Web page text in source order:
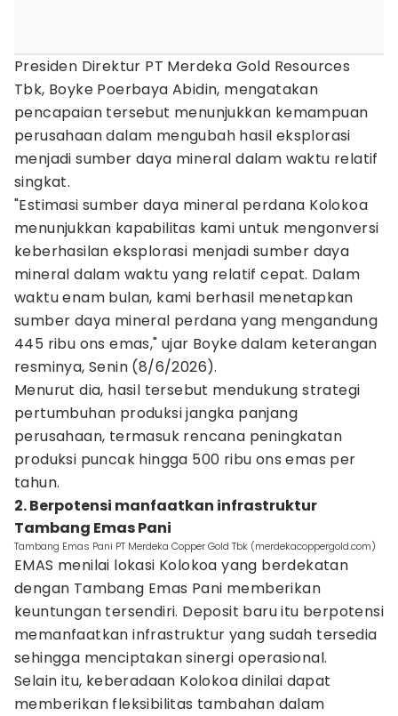
Presiden Direktur PT Merdeka Gold Resources
Tbk, Boyke Poerbaya Abidin, mengatakan
pencapaian tersebut menunjukkan kemampuan
perusahaan dalam mengubah hasil eksplorasi
menjadi sumber daya mineral dalam waktu relatif
singkat.
"Estimasi sumber daya mineral perdana Kolokoa
menunjukkan kapabilitas kami untuk mengonversi
keberhasilan eksplorasi menjadi sumber daya
mineral dalam waktu yang relatif cepat. Dalam
waktu enam bulan, kami berhasil menetapkan
sumber daya mineral perdana yang mengandung
445 ribu ons emas," ujar Boyke dalam keterangan
resminya, Senin (8/6/2026).
Menurut dia, hasil tersebut mendukung strategi
pertumbuhan produksi jangka panjang
perusahaan, termasuk rencana peningkatan
produksi puncak hingga 500 ribu ons emas per
tahun.
2. Berpotensi manfaatkan infrastruktur
Tambang Emas Pani
Tambang Emas Pani PT Merdeka Copper Gold Tbk (merdekacoppergold.com)
EMAS menilai lokasi Kolokoa yang berdekatan
dengan Tambang Emas Pani memberikan
keuntungan tersendiri. Deposit baru itu berpotensi
memanfaatkan infrastruktur yang sudah tersedia
sehingga menciptakan sinergi operasional.
Selain itu, keberadaan Kolokoa dinilai dapat
memberikan fleksibilitas tambahan dalam